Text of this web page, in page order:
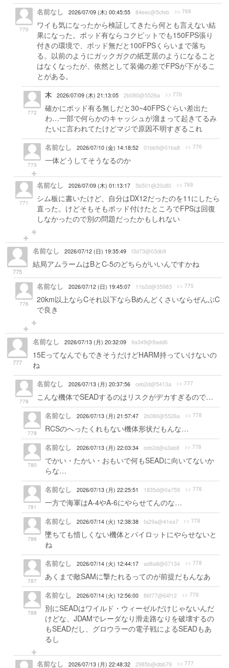
770
名前なし 2026/07/09 (木) 00:45:55 84eec@5cfeb >> 769
ワイも気になったから検証してきたら何とも言えない結
果になった。ポッド有ならコクピットでも150FPS張り
付きの環境で、ポッド無だと100FPSくらいまで落ち
る。以前のようにガックガクの紙芝居のようになること
はなくなったが、依然として装備の差でFPSが下がるこ
とがある。
772
木 2026/07/09 (木) 21:13:05 2b080@5526a >> 770
確かにポッド有る無しだと30~40FPSぐらい差出た
わ…一部で何らかのキャッシュが溜まって起きてるみ
たいに言われてたけどマジで原因不明すぎるこれ
773
名前なし 2026/07/10 (金) 14:18:52 01bb9@01ba8 >> 770
一体どうしてそうなるのか
771
名前なし 2026/07/09 (木) 01:13:17 5b501@20c80 >> 769
シム板に書いたけど、自分はDX12だったのを11にしたら
直った。けどそもそもポッド付けたところでFPSは回復
しなかったので別の問題だったかもしれない
775
名前なし 2026/07/12 (日) 19:35:49 f3d73@03db9
結局アムラームはBとC-5のどちらがいいんですかね
776
名前なし 2026/07/12 (日) 19:45:07 11b2d@35983 >> 775
20km以上ならCそれ以下ならBめんどくさいならぜんぶC
で良き
777
名前なし 2026/07/13 (月) 20:32:09 9a349@9add6
15EってなんでもできそうだけどHARM持っていけないの
ね
778
名前なし 2026/07/13 (月) 20:37:56 ceb2d@5413a >> 777
こんな機体でSEADするのはリスクがデカすぎるので…
779
名前なし 2026/07/13 (月) 21:57:47 2b080@5526a >> 778
RCSのへったくれもない機体形状だもんな…
780
名前なし 2026/07/13 (月) 22:03:34 ceb2d@a3ab8 >> 778
でかい・たかい・おもいで何もSEADに向いてないか
らな…
781
名前なし 2026/07/13 (月) 22:25:51 1835d@0a759 >> 778
一方で海軍はA-4やA-6にやらせてんのな…
786
名前なし 2026/07/14 (火) 12:38:38 fa29a@41ea7 >> 778
墜ちても惜しくない機体とパイロットにやらせないと
ね
787
名前なし 2026/07/14 (火) 12:44:17 ad8a8@07134 >> 778
あくまで敵SAMに撃たれるってのが前提だもんなあ
788
名前なし 2026/07/14 (火) 12:56:00 86f77@64f12 >> 778
別にSEADはワイルド・ウィーゼルだけじゃないんだ
けどな、JDAMでレーダなり滑走路なりを破壊するの
もSEADだし、グロウラーの電子戦によるSEADもあ
るし
名前なし 2026/07/13 (月) 22:48:32 2985b@dbb79 >> 777